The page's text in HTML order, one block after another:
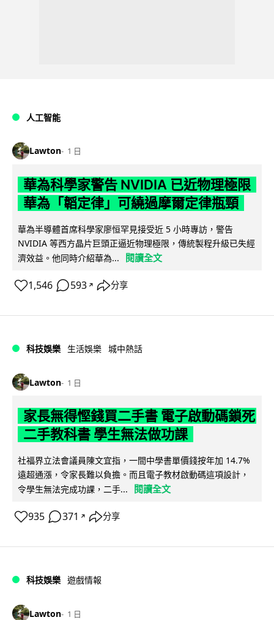
人工智能
Lawton 1 日
華為科學家警告 NVIDIA 已近物理極限
華為「韜定律」可繞過摩爾定律瓶頸
華為半導體首席科學家廖恒罕見接受近 5 小時專訪，警告
NVIDIA 等西方晶片巨頭正逼近物理極限，傳統製程升級已失經
濟效益。他同時介紹華為...
閱讀全文
1,546 593 ↗ 分享
科技娛樂 生活娛樂 城中熱話
Lawton 1 日
家長無得慳錢買二手書 電子啟動碼鎖死
二手教科書 學生無法做功課
社福界立法會議員陳文宜指，一間中學書單價錢按年加 14.7%
遠超通漲，令家長難以負擔。而且電子教材啟動碼這項設計，
令學生無法完成功課，二手...
閱讀全文
935 371 ↗ 分享
科技娛樂 遊戲情報
Lawton 1 日